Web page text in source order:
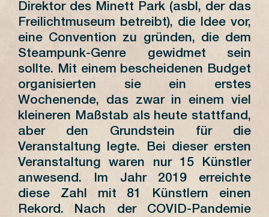
Direktor des Minett Park (asbl, der das
Freilichtmuseum betreibt), die Idee vor,
eine Convention zu gründen, die dem
Steampunk-Genre gewidmet sein
sollte. Mit einem bescheidenen Budget
organisierten sie ein erstes
Wochenende, das zwar in einem viel
kleineren Maßstab als heute stattfand,
aber den Grundstein für die
Veranstaltung legte. Bei dieser ersten
Veranstaltung waren nur 15 Künstler
anwesend. Im Jahr 2019 erreichte
diese Zahl mit 81 Künstlern einen
Rekord. Nach der COVID-Pandemie